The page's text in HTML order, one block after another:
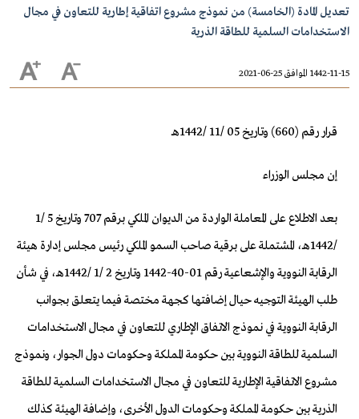
تعديل المادة (الخامسة) من نموذج مشروع اتفاقية إطارية للتعاون في مجال
الاستخدامات السلمية للطاقة الذرية
1442-11-15 الموافق 25-06-2021
قرار رقم (660) وتاريخ 05 /11 /1442هـ
إن مجلس الوزراء
بعد الاطلاع على المعاملة الواردة من الديوان الملكي برقم 707 وتاريخ 5 /1
/1442هـ، المشتملة على برقية صاحب السمو الملكي رئيس مجلس إدارة هيئة
الرقابة النووية والإشعاعية رقم 01-40-1442 وتاريخ 2 /1 /1442هـ، في شأن
طلب الهيئة التوجيه حيال إضافتها كجهة مختصة فيما يتعلق بجوانب
الرقابة النووية في نموذج الاتفاق الإطاري للتعاون في مجال الاستخدامات
السلمية للطاقة النووية بين حكومة المملكة وحكومات دول الجوار، ونموذج
مشروع الاتفاقية الإطارية للتعاون في مجال الاستخدامات السلمية للطاقة
الذرية بين حكومة المملكة وحكومات الدول الأخرى، وإضافة الهيئة كذلك